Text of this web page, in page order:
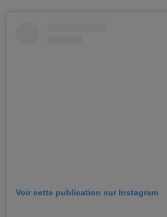
Voir cette publication sur Instagram